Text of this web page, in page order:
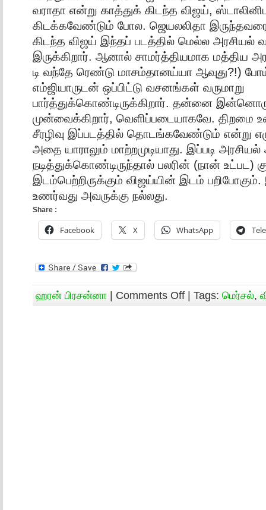
வராதா என்று காத்துக் கிடந்த விஜய்,
கிடக்கவேண்டும் போல. ஜெயலலிதா இருந்தவரை
கிடந்த விஜய் இந்தப் படத்தில் மெல்ல அரசியல்
இருக்கிறார். ஆனால் சாமர்த்தியமாக மத்திய
டி வந்தே ரெண்டு மாசம்தானய்யா ஆவுது?!)
எம்ஜியாருடன் ஒப்பிட்டு வசனங்கள் வருமாறு
பார்த்துக்கொண்டிருக்கிறார். தன்னை
முன்வைக்கிறார், வெளிப்படையாகவே. திறமை
சீரழிவு இப்படத்தில் தொடங்கவேண்டும் என்று
அதை யாராலும் மாற்றமுடியாது. இப்படி
நடித்துக்கொண்டிருந்தால் பலரின் (நான் உட்பட)
இடம்பெற்றிருக்கும் விஜய்யின் இடம்
உணர்வது அவருக்கு நல்லது.
Share :
Facebook X WhatsApp
ஹரன் பிரசன்னா | Comments Off | Tags: மெர்சல்,